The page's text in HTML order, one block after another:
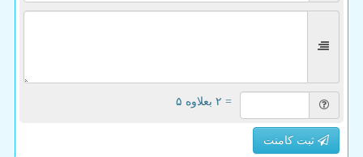
= ۲ بعلاوه ۵
ثبت کامنت